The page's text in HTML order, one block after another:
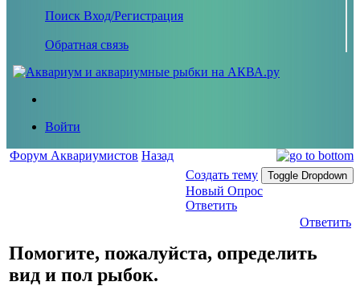
Поиск Вход/Регистрация
Обратная связь
Войти
Форум Аквариумистов Назад
Создать тему
Toggle Dropdown
Новый Опрос
Ответить
Ответить
Помогите, пожалуйста, определить
вид и пол рыбок.